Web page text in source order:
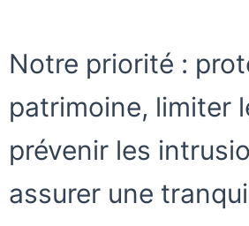
Notre priorité :
patrimoine, limiter
prévenir les
assurer une